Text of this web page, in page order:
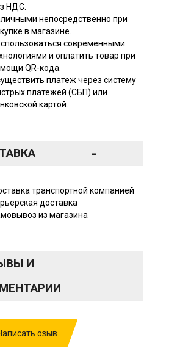
НДС.
непосредственно при
в магазине.
современными
и оплатить товар при
QR-кода.
платеж через систему
платежей (СБП) или
картой.
-
транспортной компанией
доставка
из магазина
И
озыв